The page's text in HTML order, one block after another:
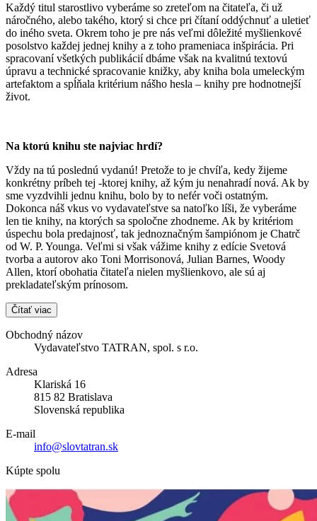
Každý titul starostlivo vyberáme so zreteľom na čitateľa, či už
náročného, alebo takého, ktorý si chce pri čítaní oddýchnuť a uletieť
do iného sveta. Okrem toho je pre nás veľmi dôležité myšlienkové
posolstvo každej jednej knihy a z toho prameniaca inšpirácia. Pri
spracovaní všetkých publikácií dbáme však na kvalitnú textovú
úpravu a technické spracovanie knižky, aby kniha bola umeleckým
artefaktom a spĺňala kritérium nášho hesla – knihy pre hodnotnejší
život.
Na ktorú knihu ste najviac hrdí?
Vždy na tú poslednú vydanú! Pretože to je chvíľa, kedy žijeme
konkrétny príbeh tej -ktorej knihy, až kým ju nenahradí nová. Ak by
sme vyzdvihli jednu knihu, bolo by to nefér voči ostatným.
Dokonca náš vkus vo vydavateľstve sa natoľko líši, že vyberáme
len tie knihy, na ktorých sa spoločne zhodneme. Ak by kritériom
úspechu bola predajnosť, tak jednoznačným šampiónom je Chatrč
od W. P. Younga. Veľmi si však vážime knihy z edície Svetová
tvorba a autorov ako Toni Morrisonová, Julian Barnes, Woody
Allen, ktorí obohatia čitateľa nielen myšlienkovo, ale sú aj
prekladateľským prínosom.
Čítať viac
Obchodný názov
Vydavateľstvo TATRAN, spol. s r.o.
Adresa
Klariská 16
815 82 Bratislava
Slovenská republika
E-mail
info@slovtatran.sk
Kúpte spolu